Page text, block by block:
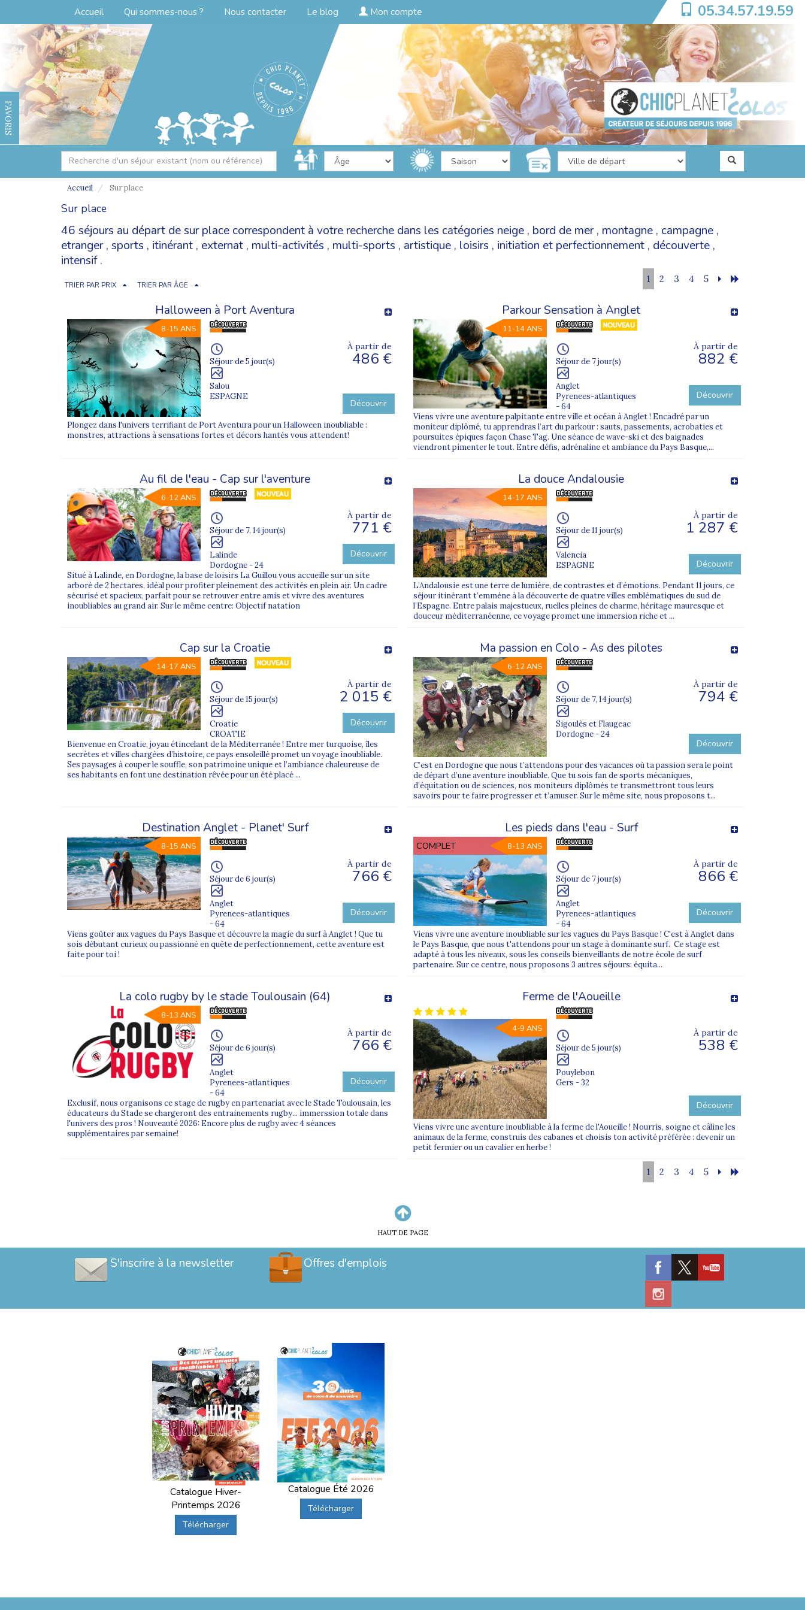
Accueil Qui sommes-nous ? Nous contacter Le blog Mon compte 05.34.57.19.59
FAVORIS
Accueil Sur place
Sur place
46 séjours au départ de sur place correspondent à votre recherche dans les catégories neige , bord de mer, montagne , campagne ,
etranger, sports , itinérant , externat , multi-activités , multi-sports , artistique , loisirs , initiation et perfectionnement , découverte ,
intensif.
TRIER PAR PRIX TRIER PAR ÂGE
1 2 3 4 5
Halloween à Port Aventura
8-15 ANS
Séjour de 5 jour(s)
Salou
ESPAGNE
À partir de
486 €
Découvrir
Plongez dans l'univers terrifiant de Port Aventura pour un Halloween inoubliable :
monstres, attractions à sensations fortes et décors hantés vous attendent!
Parkour Sensation à Anglet
11-14 ANS
Séjour de 7 jour(s)
Anglet
Pyrenees-atlantiques
- 64
À partir de
882 €
Découvrir
Viens vivre une aventure palpitante entre ville et océan à Anglet ! Encadré par un
moniteur diplômé, tu apprendras l’art du parkour : sauts, passements, acrobaties et
poursuites épiques façon Chase Tag. Une séance de wave-ski et des baignades
viendront pimenter le tout. Entre défis, adrénaline et ambiance du Pays Basque,...
Au fil de l'eau - Cap sur l'aventure
6-12 ANS
Séjour de 7, 14 jour(s)
Lalinde
Dordogne - 24
À partir de
771 €
Découvrir
Situé à Lalinde, en Dordogne, la base de loisirs La Guillou vous accueille sur un site
arboré de 2 hectares, idéal pour profiter pleinement des activités en plein air. Un cadre
sécurisé et spacieux, parfait pour se retrouver entre amis et vivre des aventures
inoubliables au grand air. Sur le même centre: Objectif natation
La douce Andalousie
14-17 ANS
Séjour de 11 jour(s)
Valencia
ESPAGNE
À partir de
1 287 €
Découvrir
L’Andalousie est une terre de lumière, de contrastes et d’émotions. Pendant 11 jours, ce
séjour itinérant t’emmène à la découverte de quatre villes emblématiques du sud de
l’Espagne. Entre palais majestueux, ruelles pleines de charme, héritage mauresque et
douceur méditerranéenne, ce voyage promet une immersion riche et ...
Cap sur la Croatie
14-17 ANS
Séjour de 15 jour(s)
Croatie
CROATIE
À partir de
2 015 €
Découvrir
Bienvenue en Croatie, joyau étincelant de la Méditerranée ! Entre mer turquoise, îles
secrètes et villes chargées d’histoire, ce pays ensoleillé promet un voyage inoubliable.
Ses paysages à couper le souffle, son patrimoine unique et l’ambiance chaleureuse de
ses habitants en font une destination rêvée pour un été placé ...
Ma passion en Colo - As des pilotes
6-12 ANS
Séjour de 7, 14 jour(s)
Sigoulès et Flaugeac
Dordogne - 24
À partir de
794 €
Découvrir
C’est en Dordogne que nous t’attendons pour des vacances où ta passion sera le point
de départ d’une aventure inoubliable. Que tu sois fan de sports mécaniques,
d’équitation ou de sciences, nos moniteurs diplômés te transmettront tous leurs
savoirs pour te faire progresser et t’amuser. Sur le même site, nous proposons t...
Destination Anglet - Planet' Surf
8-15 ANS
Séjour de 6 jour(s)
Anglet
Pyrenees-atlantiques
- 64
À partir de
766 €
Découvrir
Viens goûter aux vagues du Pays Basque et découvre la magie du surf à Anglet ! Que tu
sois débutant curieux ou passionné en quête de perfectionnement, cette aventure est
faite pour toi !
Les pieds dans l'eau - Surf
COMPLET 8-13 ANS
Séjour de 7 jour(s)
Anglet
Pyrenees-atlantiques
- 64
À partir de
866 €
Découvrir
Viens vivre une aventure inoubliable sur les vagues du Pays Basque ! C'est à Anglet dans
le Pays Basque, que nous t'attendons pour un stage à dominante surf. Ce stage est
adapté à tous les niveaux, sous les conseils bienveillants de notre école de surf
partenaire. Sur ce centre, nous proposons 3 autres séjours: équita...
La colo rugby by le stade Toulousain (64)
8-13 ANS
Séjour de 6 jour(s)
Anglet
Pyrenees-atlantiques
- 64
À partir de
766 €
Découvrir
Exclusif, nous organisons ce stage de rugby en partenariat avec le Stade Toulousain, les
éducateurs du Stade se chargeront des entrainements rugby... immerssion totale dans
l'univers des pros ! Nouveauté 2026: Encore plus de rugby avec 4 séances
supplémentaires par semaine!
Ferme de l'Aoueille
4-9 ANS
Séjour de 5 jour(s)
Pouylebon
Gers - 32
À partir de
538 €
Découvrir
Viens vivre une aventure inoubliable à la ferme de l'Aoueille ! Nourris, soigne et câline les
animaux de la ferme, construis des cabanes et choisis ton activité préférée : devenir un
petit fermier ou un cavalier en herbe !
1 2 3 4 5
HAUT DE PAGE
S'inscrire à la newsletter Offres d'emplois
Catalogue Hiver-
Printemps 2026
Télécharger
Catalogue Été 2026
Télécharger